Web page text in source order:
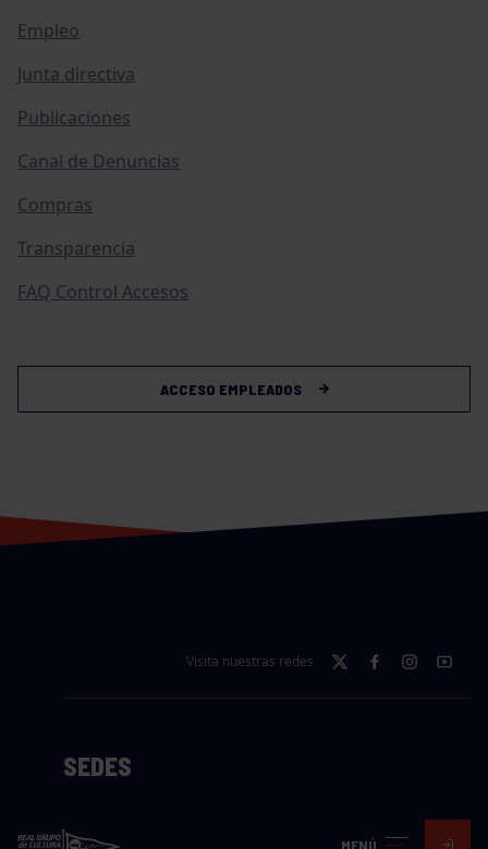
MENÚ
Empleo
Junta directiva
Publicaciones
Canal de Denuncias
Compras
Transparencia
FAQ Control Accesos
ACCESO EMPLEADOS
Visita nuestras redes
SEDES